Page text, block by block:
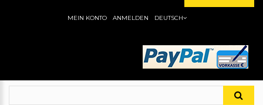
MEIN KONTO ANMELDEN DEUTSCH